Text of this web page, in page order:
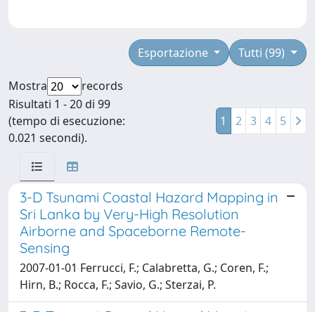
Tutti (99)
Esportazione
Mostra
records
Risultati 1 - 20 di 99
(tempo di esecuzione:
0.021 secondi).
1 2 3 4 5
3-D Tsunami Coastal Hazard Mapping in
Sri Lanka by Very-High Resolution
Airborne and Spaceborne Remote-
Sensing
2007-01-01 Ferrucci, F.; Calabretta, G.; Coren, F.;
Hirn, B.; Rocca, F.; Savio, G.; Sterzai, P.